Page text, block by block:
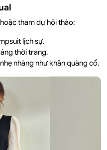
tham dự hội thảo:
lịch sự.
thời trang.
nhàng như khăn quàng cổ.